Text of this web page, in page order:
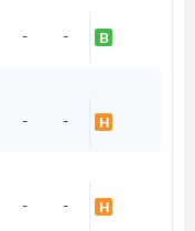
- - В
- - Н
- - Н